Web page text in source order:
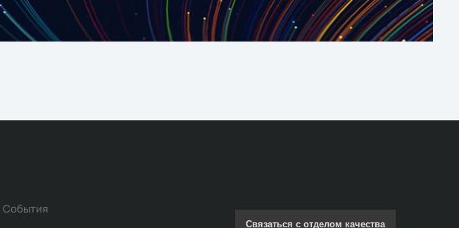
События
Связаться с отделом качества